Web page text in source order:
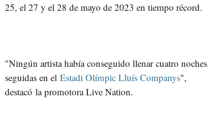
25, el 27 y el 28 de mayo de 2023 en tiempo récord.
"Ningún artista había conseguido llenar cuatro noches
seguidas en el Estadi Olímpic Lluís Companys",
destacó la promotora Live Nation.